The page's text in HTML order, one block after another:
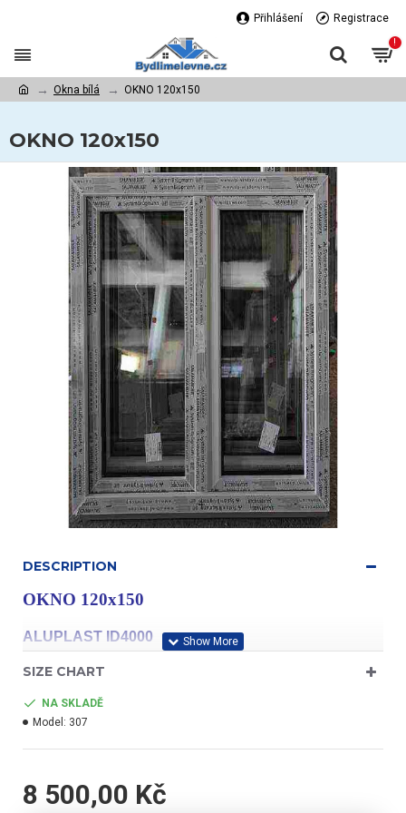
Přihlášení Registrace
!
Okna bílá OKNO 120x150
OKNO 120x150
DESCRIPTION
OKNO 120x150
ALUPLAST ID4000
SIZE CHART
NA SKLADĚ
Model: 307
8 500,00 Kč